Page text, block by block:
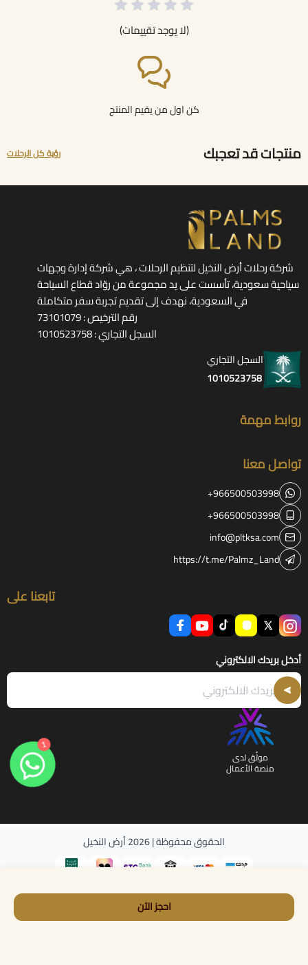
احجز الآن
كن اول من يقيم المنتج
(لا يوجد تقييمات)
منتجات قد تعجبك رؤية كل الرحلات
شركة رحلات أرض النخيل لتنظيم الرحلات ، هي شركة إدارة وجهات
سياحية سعودية، تأسست على يد مجموعة من روّاد قطاع السياحة
في السعودية، نهدف إلى تقديم تجربة سفر متكاملة
رقم الترخيص : 73101079
السجل التجاري : 1010523758
السجل التجاري
1010523758
روابط مهمة
تواصل معنا
+966500503998
+966500503998
info@pltksa.com
https://t.me/Palmz_Land
تابعنا على
أدخل بريدك الالكتروني
موثّق لدى
منصة الأعمال
الحقوق محفوظة | 2026 أرض النخيل
1